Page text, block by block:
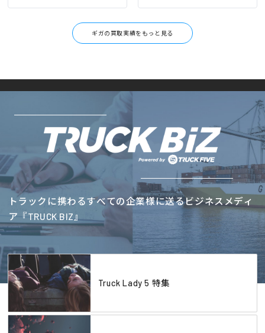
ギガの買取実績をもっと見る
トラックに携わるすべての企業様に送るビジネスメディ
ア『TRUCK BIZ』
Truck Lady 5 特集